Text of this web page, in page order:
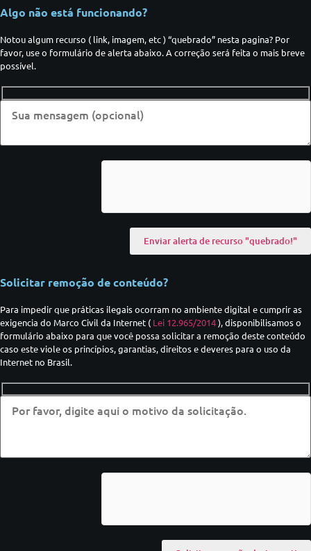
Algo não está funcionando?
Notou algum recurso ( link, imagem, etc ) “quebrado” nesta pagina? Por
favor, use o formulário de alerta abaixo. A correção será feita o mais breve
possível.
Solicitar remoção de conteúdo?
Para impedir que práticas ilegais ocorram no ambiente digital e cumprir as
exigencia do Marco Civil da Internet ( Lei 12.965/2014), disponibilisamos o
formulário abaixo para que você possa solicitar a remoção deste conteúdo
caso este viole os princípios, garantias, direitos e deveres para o uso da
Internet no Brasil.